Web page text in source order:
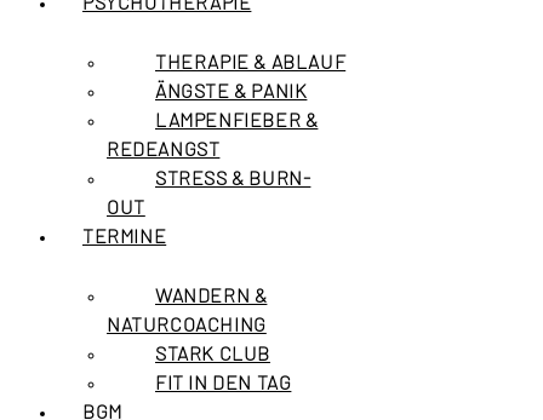
THERAPIE & ABLAUF
ÄNGSTE & PANIK
LAMPENFIEBER &
REDEANGST
STRESS & BURN-
OUT
TERMINE
WANDERN &
NATURCOACHING
STARK CLUB
FIT IN DEN TAG
BGM